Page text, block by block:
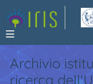
Archivio
ricerca